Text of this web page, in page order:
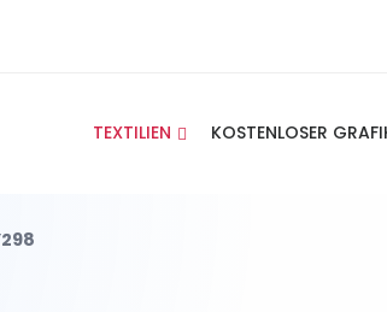
TEXTILIEN KOSTENLOSER